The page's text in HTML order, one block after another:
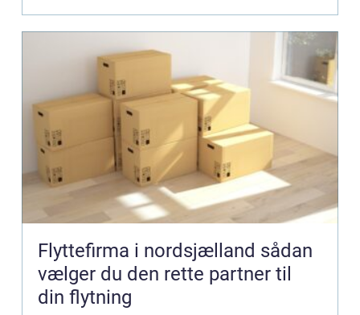
Flyttefirma i nordsjælland sådan
vælger du den rette partner til
din flytning